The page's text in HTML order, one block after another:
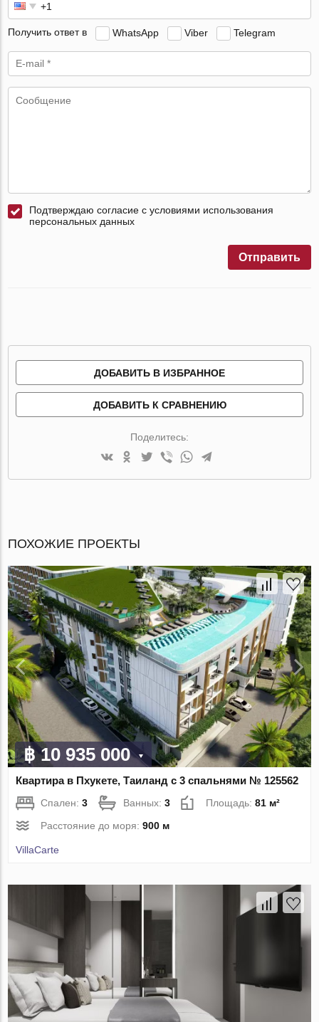
Получить ответ в WhatsApp Viber Telegram
Подтверждаю согласие с условиями использования
персональных данных
Отправить
ДОБАВИТЬ В ИЗБРАННОЕ
ДОБАВИТЬ К СРАВНЕНИЮ
Поделитесь:
ПОХОЖИЕ ПРОЕКТЫ
฿ 10 935 000
Квартира в Пхукете, Таиланд с 3 спальнями № 125562
Спален:3 Ванных:3 Площадь:81 м²
Расстояние до моря:900 м
VillaСarte